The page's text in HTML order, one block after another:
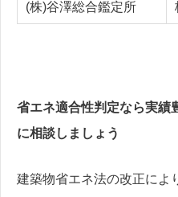
(株)谷澤総合鑑定所
省エネ適合性判定なら実績
に相談しましょう
建築物省エネ法の改正によ